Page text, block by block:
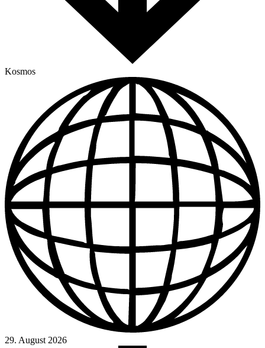
Kosmos
29. August 2026